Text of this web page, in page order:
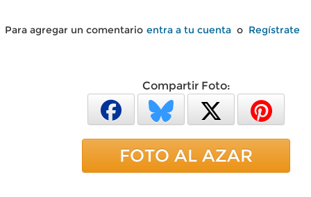
Para agregar un comentario entra a tu cuenta o Regístrate
Compartir Foto:
FOTO AL AZAR